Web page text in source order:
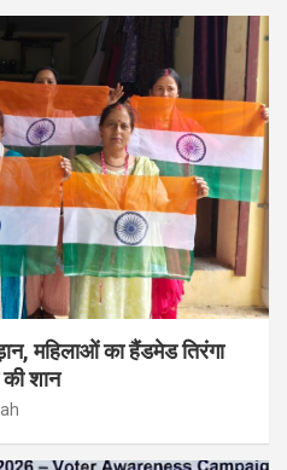
महिलाओं का हैंडमेड तिरंगा
की शान